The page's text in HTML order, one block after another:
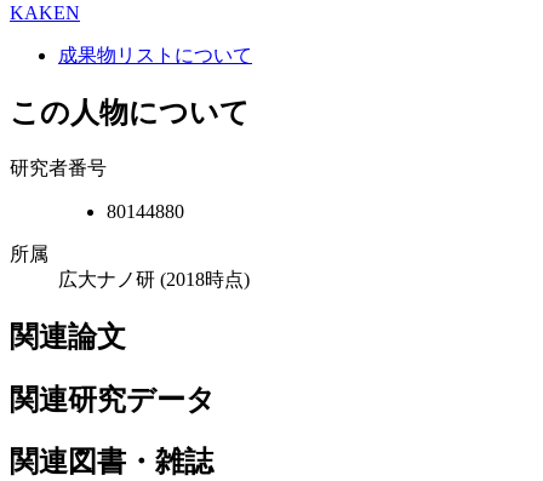
KAKEN
成果物リストについて
この人物について
研究者番号
80144880
所属
広大ナノ研 (2018時点)
関連論文
関連研究データ
関連図書・雑誌